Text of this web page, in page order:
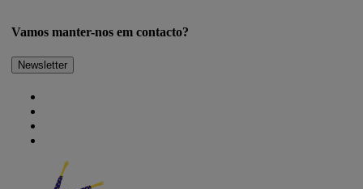
Vamos manter-nos em contacto?
Newsletter